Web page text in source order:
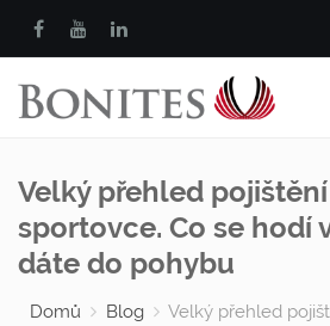
Velký přehled
sportovce. Co se hodí
dáte do pohybu
Domů Blog
Velký přehled